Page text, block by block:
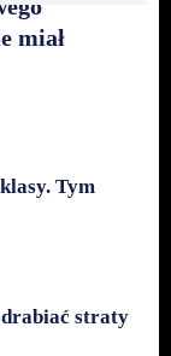
miał
Tym
straty